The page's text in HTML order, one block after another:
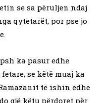
se sa përuljen ndaj
qytetarët, por pse jo
ka pasur edhe
se këtë muaj ka
të ishin edhe
gjë këtu përdoret për